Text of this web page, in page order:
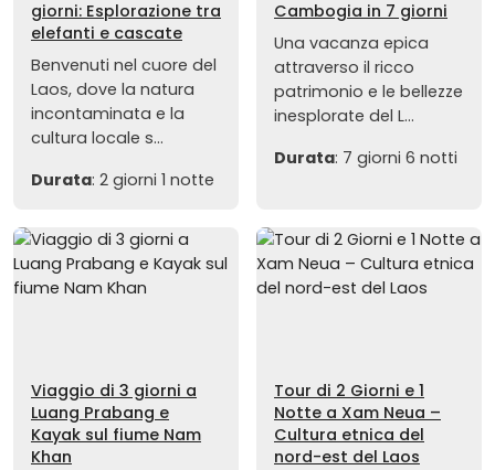
giorni: Esplorazione tra
elefanti e cascate
Benvenuti nel cuore del
Laos, dove la natura
incontaminata e la
cultura locale s...
Durata: 2 giorni 1 notte
Cambogia in 7 giorni
Una vacanza epica
attraverso il ricco
patrimonio e le bellezze
inesplorate del L...
Durata: 7 giorni 6 notti
Viaggio di 3 giorni a
Luang Prabang e
Kayak sul fiume Nam
Khan
Tour di 2 Giorni e 1
Notte a Xam Neua –
Cultura etnica del
nord-est del Laos